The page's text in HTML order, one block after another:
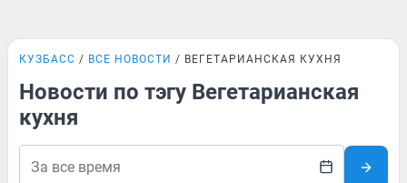
КУЗБАСС ВСЕ НОВОСТИ ВЕГЕТАРИАНСКАЯ КУХНЯ
Новости по тэгу Вегетарианская
кухня